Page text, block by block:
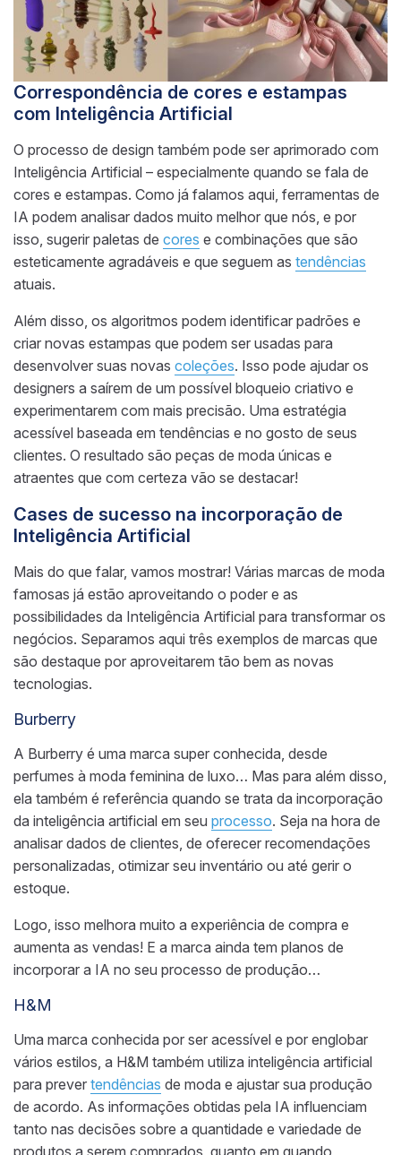
Correspondência de cores e estampas
com Inteligência Artificial
O processo de design também pode ser aprimorado com
Inteligência Artificial – especialmente quando se fala de
cores e estampas. Como já falamos aqui, ferramentas de
IA podem analisar dados muito melhor que nós, e por
isso, sugerir paletas de cores e combinações que são
esteticamente agradáveis e que seguem as tendências
atuais.
Além disso, os algoritmos podem identificar padrões e
criar novas estampas que podem ser usadas para
desenvolver suas novas coleções. Isso pode ajudar os
designers a saírem de um possível bloqueio criativo e
experimentarem com mais precisão. Uma estratégia
acessível baseada em tendências e no gosto de seus
clientes. O resultado são peças de moda únicas e
atraentes que com certeza vão se destacar!
Cases de sucesso na incorporação de
Inteligência Artificial
Mais do que falar, vamos mostrar! Várias marcas de moda
famosas já estão aproveitando o poder e as
possibilidades da Inteligência Artificial para transformar os
negócios. Separamos aqui três exemplos de marcas que
são destaque por aproveitarem tão bem as novas
tecnologias.
Burberry
A Burberry é uma marca super conhecida, desde
perfumes à moda feminina de luxo… Mas para além disso,
ela também é referência quando se trata da incorporação
da inteligência artificial em seu processo. Seja na hora de
analisar dados de clientes, de oferecer recomendações
personalizadas, otimizar seu inventário ou até gerir o
estoque.
Logo, isso melhora muito a experiência de compra e
aumenta as vendas! E a marca ainda tem planos de
incorporar a IA no seu processo de produção…
H&M
Uma marca conhecida por ser acessível e por englobar
vários estilos, a H&M também utiliza inteligência artificial
para prever tendências de moda e ajustar sua produção
de acordo. As informações obtidas pela IA influenciam
tanto nas decisões sobre a quantidade e variedade de
produtos a serem comprados, quanto em quando